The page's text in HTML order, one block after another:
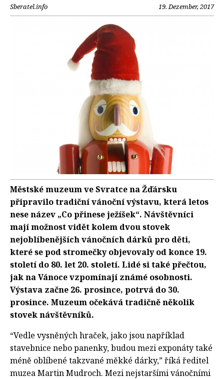
Sberatel.info 19. Dezember, 2017
Městské muzeum ve Svratce na Žďársku
připravilo tradiční vánoční výstavu, která letos
nese název „Co přinese ježíšek“. Návštěvníci
mají možnost vidět kolem dvou stovek
nejoblíbenějších vánočních dárků pro děti,
které se pod stromečky objevovaly od konce 19.
století do 80. let 20. století. Lidé si také přečtou,
jak na Vánoce vzpomínají známé osobnosti.
Výstava začne 26. prosince, potrvá do 30.
prosince. Muzeum očekává tradičně několik
stovek návštěvníků.
“Vedle vysněných hraček, jako jsou například
stavebnice nebo panenky, budou mezi exponáty také
méně oblíbené takzvané měkké dárky,” říká ředitel
muzea Martin Mudroch. Mezi nejstaršími vánočními